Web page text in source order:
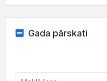
Gada pārskati